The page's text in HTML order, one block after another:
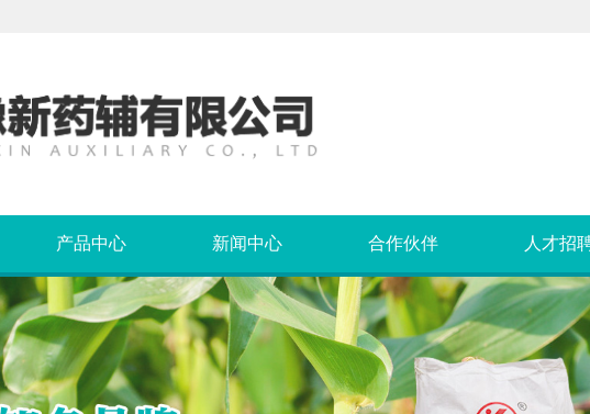
产品中心 新闻中心 合作伙伴 人才招